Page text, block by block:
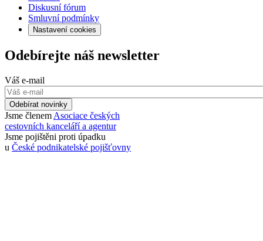
Diskusní fórum
Smluvní podmínky
Nastavení cookies
Odebírejte náš newsletter
Váš e-mail
Odebírat novinky
Jsme členem Asociace českých
cestovních kanceláří a agentur
Jsme pojištěni proti úpadku
u České podnikatelské pojišťovny